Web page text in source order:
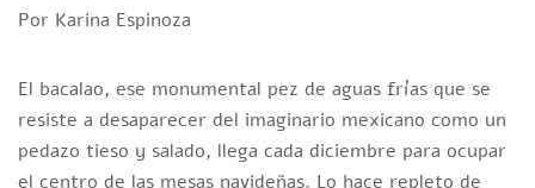
Por Karina Espinoza
El bacalao, ese monumental pez de aguas frías que se
resiste a desaparecer del imaginario mexicano como un
pedazo tieso y salado, llega cada diciembre para ocupar
el centro de las mesas navideñas. Lo hace repleto de